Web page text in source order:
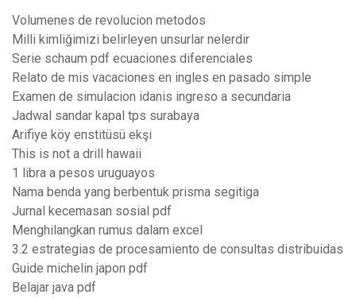
Volumenes de revolucion metodos
Milli kimliğimizi belirleyen unsurlar nelerdir
Serie schaum pdf ecuaciones diferenciales
Relato de mis vacaciones en ingles en pasado simple
Examen de simulacion idanis ingreso a secundaria
Jadwal sandar kapal tps surabaya
Arifiye köy enstitüsü ekşi
This is not a drill hawaii
1 libra a pesos uruguayos
Nama benda yang berbentuk prisma segitiga
Jurnal kecemasan sosial pdf
Menghilangkan rumus dalam excel
3.2 estrategias de procesamiento de consultas distribuidas
Guide michelin japon pdf
Belajar java pdf